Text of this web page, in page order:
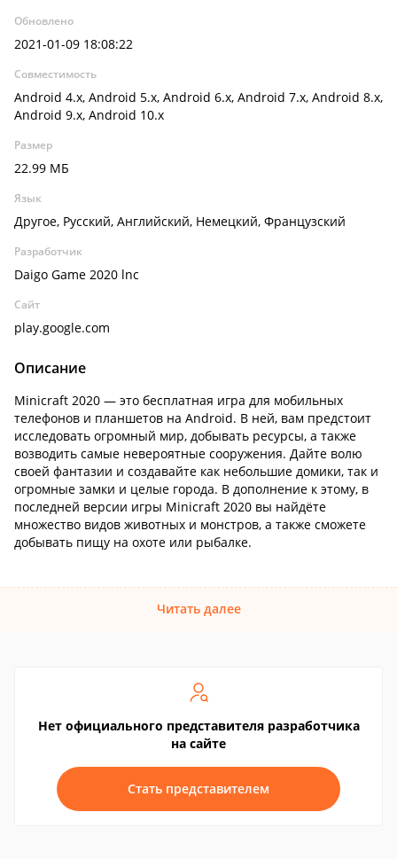
Обновлено
2021-01-09 18:08:22
Совместимость
Android 4.x, Android 5.x, Android 6.x, Android 7.x, Android 8.x,
Android 9.x, Android 10.x
Размер
22.99 МБ
Язык
Другое, Русский, Английский, Немецкий, Французский
Разработчик
Daigo Game 2020 lnc
Сайт
play.google.com
Описание
Minicraft 2020 — это бесплатная игра для мобильных
телефонов и планшетов на Android. В ней, вам предстоит
исследовать огромный мир, добывать ресурсы, а также
возводить самые невероятные сооружения. Дайте волю
своей фантазии и создавайте как небольшие домики, так и
огромные замки и целые города. В дополнение к этому, в
последней версии игры Minicraft 2020 вы найдёте
множество видов животных и монстров, а также сможете
добывать пищу на охоте или рыбалке.
Читать далее
Нет официального представителя разработчика
на сайте
Стать представителем